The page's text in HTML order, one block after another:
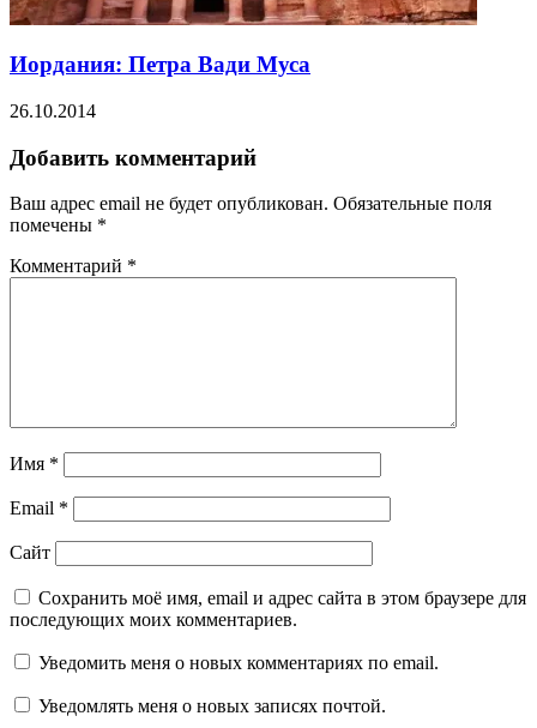
Иордания: Петра Вади Муса
26.10.2014
Добавить комментарий
Ваш адрес email не будет опубликован. Обязательные поля
помечены *
Комментарий *
Имя *
Email *
Сайт
Сохранить моё имя, email и адрес сайта в этом браузере для
последующих моих комментариев.
Уведомить меня о новых комментариях по email.
Уведомлять меня о новых записях почтой.